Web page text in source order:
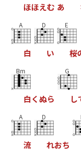
ほほえむ あ
A
白
D
い
E
桜
Bm
白 く ぬら
G
し
A
流
D
れおち